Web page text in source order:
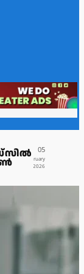
05
February
2026